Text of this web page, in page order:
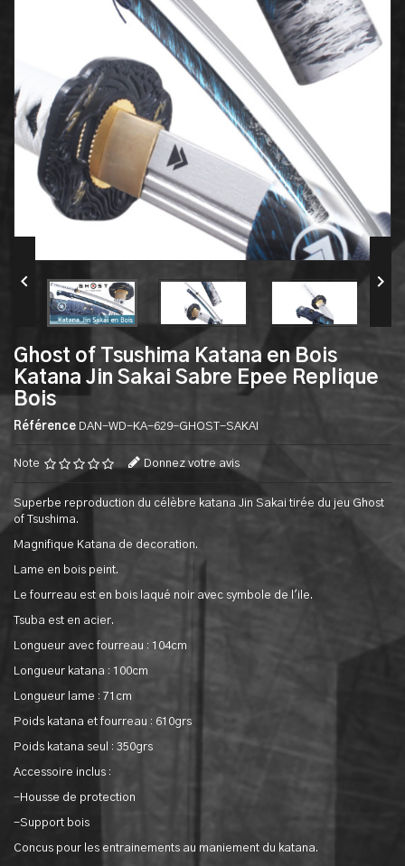
 
Ghost of Tsushima Katana en Bois
Katana Jin Sakai Sabre Epee Replique
Bois
Référence DAN-WD-KA-629-GHOST-SAKAI
Note Donnez votre avis
Superbe reproduction du célèbre katana Jin Sakai tirée du jeu Ghost
of Tsushima.
Magnifique Katana de decoration.
Lame en bois peint.
Le fourreau est en bois laqué noir avec symbole de l'ile.
Tsuba est en acier.
Longueur avec fourreau : 104cm
Longueur katana : 100cm
Longueur lame : 71cm
Poids katana et fourreau : 610grs
Poids katana seul : 350grs
Accessoire inclus :
-Housse de protection
-Support bois
Concus pour les entrainements au maniement du katana.